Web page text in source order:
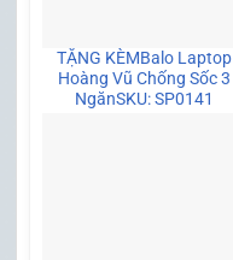
TẶNG KÈMBalo Laptop
Hoàng Vũ Chống Sốc 3
NgănSKU: SP0141